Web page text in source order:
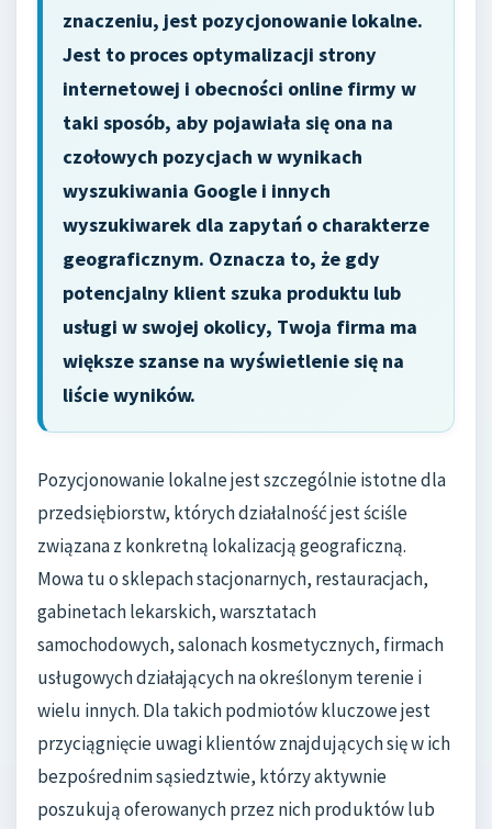
znaczeniu, jest pozycjonowanie lokalne.
Jest to proces optymalizacji strony
internetowej i obecności online firmy w
taki sposób, aby pojawiała się ona na
czołowych pozycjach w wynikach
wyszukiwania Google i innych
wyszukiwarek dla zapytań o charakterze
geograficznym. Oznacza to, że gdy
potencjalny klient szuka produktu lub
usługi w swojej okolicy, Twoja firma ma
większe szanse na wyświetlenie się na
liście wyników.
Pozycjonowanie lokalne jest szczególnie istotne dla
przedsiębiorstw, których działalność jest ściśle
związana z konkretną lokalizacją geograficzną.
Mowa tu o sklepach stacjonarnych, restauracjach,
gabinetach lekarskich, warsztatach
samochodowych, salonach kosmetycznych, firmach
usługowych działających na określonym terenie i
wielu innych. Dla takich podmiotów kluczowe jest
przyciągnięcie uwagi klientów znajdujących się w ich
bezpośrednim sąsiedztwie, którzy aktywnie
poszukują oferowanych przez nich produktów lub